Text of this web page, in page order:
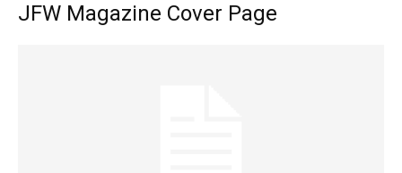
JFW Magazine Cover Page